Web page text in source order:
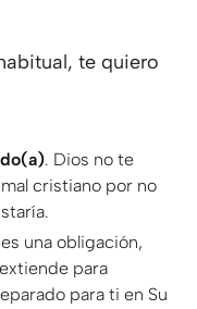
te quiero
. Dios no te
cristiano por no
una obligación,
para
para ti en Su